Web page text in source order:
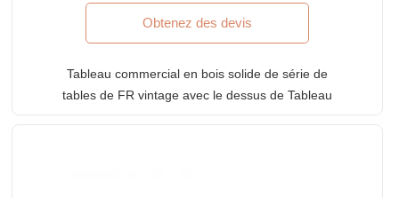
Obtenez des devis
Tableau commercial en bois solide de série de
tables de FR vintage avec le dessus de Tableau